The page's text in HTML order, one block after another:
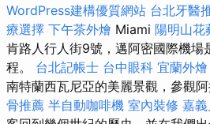
WordPress建構優質網站 台北牙醫
療選擇 下午茶外燴 Miami 陽明山花
肯路人行人街9號，邁阿密國際機場
程。 台北記帳士 台中眼科 宜蘭外燴
南特蘭西瓦尼亞的美麗景觀，參觀
骨推薦 半自動咖啡機 室內裝修 嘉